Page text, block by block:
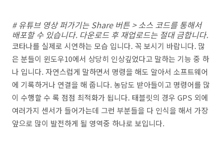
# 유튜브 영상 퍼가기는 Share 버튼 > 소스 코드를 통해서
배포할 수 있습니다. 다운로드 후 재업로드는 절대 금합니다.
코타나를 실제로 시연하는 모습 입니다. 꼭 보시기 바랍니다. 많
은 분들이 윈도우10에서 상당히 인상깊었다고 말하는 기능 중 하
나 입니다. 자연스럽게 말하면서 명령을 해도 알아서 소프트웨어
에 기록하거나 연결을 해 줍니다. 농담도 받아들이고 명령어를 많
이 수행할 수 록 점점 최적화가 됩니다. 태블릿의 경우 GPS 외에
여러가지 센서가 들어가는데 그런 부분들을 다 인식을 해서 가장
앞으로 많이 발전하게 될 영역중 하나로 보입니다.